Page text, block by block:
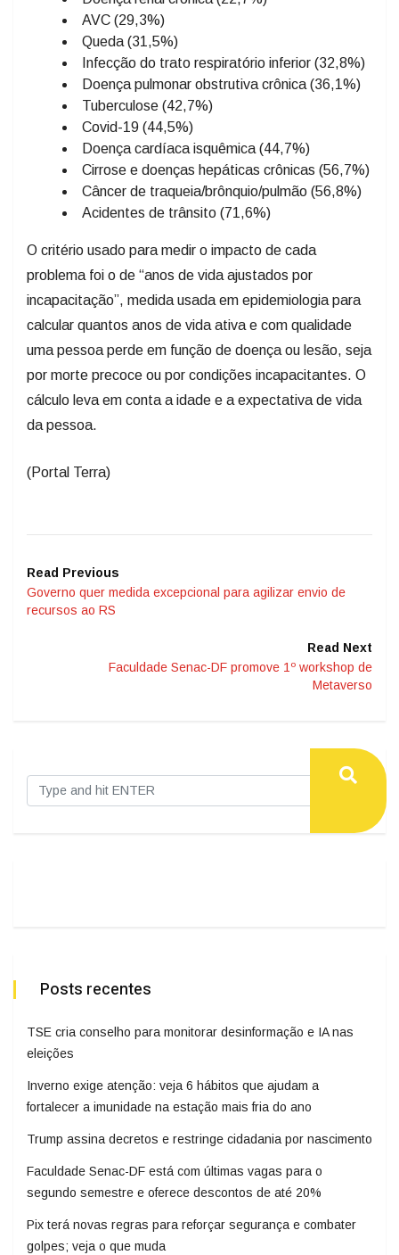
AVC (29,3%)
Queda (31,5%)
Infecção do trato respiratório inferior (32,8%)
Doença pulmonar obstrutiva crônica (36,1%)
Tuberculose (42,7%)
Covid-19 (44,5%)
Doença cardíaca isquêmica (44,7%)
Cirrose e doenças hepáticas crônicas (56,7%)
Câncer de traqueia/brônquio/pulmão (56,8%)
Acidentes de trânsito (71,6%)
O critério usado para medir o impacto de cada
problema foi o de “anos de vida ajustados por
incapacitação”, medida usada em epidemiologia para
calcular quantos anos de vida ativa e com qualidade
uma pessoa perde em função de doença ou lesão, seja
por morte precoce ou por condições incapacitantes. O
cálculo leva em conta a idade e a expectativa de vida
da pessoa.
(Portal Terra)
Read Previous
Governo quer medida excepcional para agilizar envio de
recursos ao RS
Read Next
Faculdade Senac-DF promove 1º workshop de
Metaverso
Posts recentes
TSE cria conselho para monitorar desinformação e IA nas
eleições
Inverno exige atenção: veja 6 hábitos que ajudam a
fortalecer a imunidade na estação mais fria do ano
Trump assina decretos e restringe cidadania por nascimento
Faculdade Senac-DF está com últimas vagas para o
segundo semestre e oferece descontos de até 20%
Pix terá novas regras para reforçar segurança e combater
golpes; veja o que muda